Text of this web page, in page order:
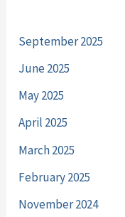
o
r
September 2025
June 2025
May 2025
April 2025
March 2025
February 2025
November 2024